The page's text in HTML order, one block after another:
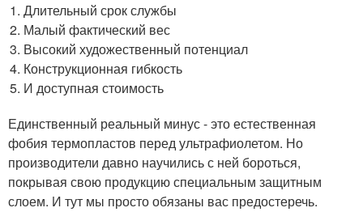
Длительный срок службы
Малый фактический вес
Высокий художественный потенциал
Конструкционная гибкость
И доступная стоимость
Единственный реальный минус - это естественная
фобия термопластов перед ультрафиолетом. Но
производители давно научились с ней бороться,
покрывая свою продукцию специальным защитным
слоем. И тут мы просто обязаны вас предостеречь.